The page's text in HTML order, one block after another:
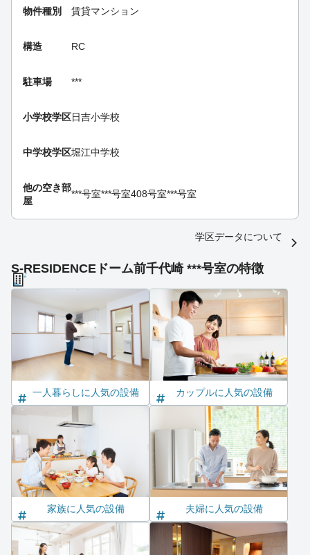
物件種別 賃貸マンション
構造 RC
駐車場 ***
小学校学区日吉小学校
中学校学区堀江中学校
他の空き部
屋
***号室***号室408号室***号室
学区データについて
S-RESIDENCEドーム前千代崎 ***号室の特徴
一人暮らしに人気の設備 カップルに人気の設備
家族に人気の設備 夫婦に人気の設備